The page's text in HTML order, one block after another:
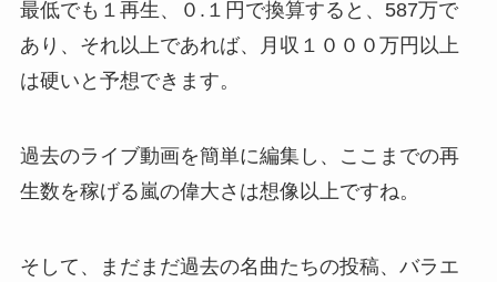
最低でも１再生、０.１円で換算すると、587万で
あり、それ以上であれば、月収１０００万円以上
は硬いと予想できます。
過去のライブ動画を簡単に編集し、ここまでの再
生数を稼げる嵐の偉大さは想像以上ですね。
そして、まだまだ過去の名曲たちの投稿、バラエ